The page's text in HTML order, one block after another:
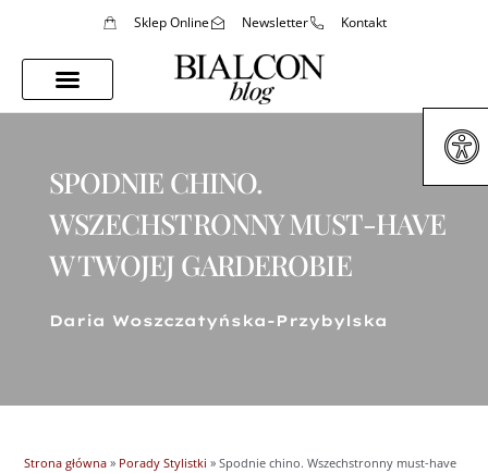
Sklep Online Newsletter Kontakt
SPODNIE CHINO.
WSZECHSTRONNY MUST-HAVE
W TWOJEJ GARDEROBIE
Daria Woszczatyńska-Przybylska
Strona główna » Porady Stylistki »Spodnie chino. Wszechstronny must-have